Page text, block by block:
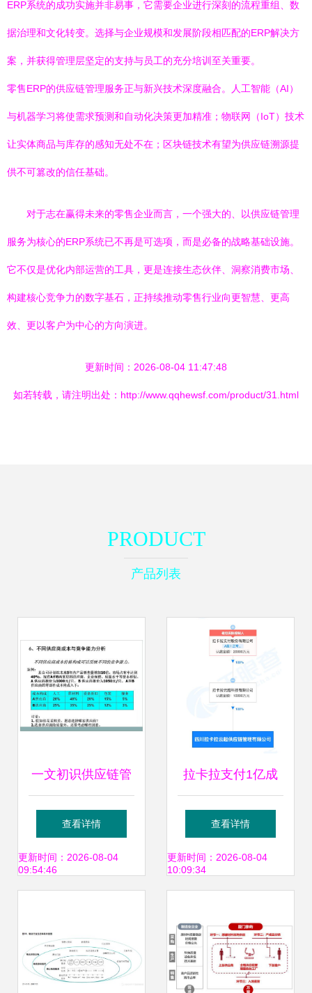
ERP系统的成功实施并非易事，它需要企业进行深刻的流程重组、数
据治理和文化转变。选择与企业规模和发展阶段相匹配的ERP解决方
案，并获得管理层坚定的支持与员工的充分培训至关重要。
零售ERP的供应链管理服务正与新兴技术深度融合。人工智能（AI）
与机器学习将使需求预测和自动化决策更加精准；物联网（IoT）技术
让实体商品与库存的感知无处不在；区块链技术有望为供应链溯源提
供不可篡改的信任基础。
对于志在赢得未来的零售企业而言，一个强大的、以供应链管理
服务为核心的ERP系统已不再是可选项，而是必备的战略基础设施。
它不仅是优化内部运营的工具，更是连接生态伙伴、洞察消费市场、
构建核心竞争力的数字基石，正持续推动零售行业向更智慧、更高
效、更以客户为中心的方向演进。
更新时间：2026-08-04 11:47:48
如若转载，请注明出处：http://www.qqhewsf.com/product/31.html
PRODUCT
产品列表
一文初识供应链管
理 恒捷供应链的服
务之道
查看详情
更新时间：2026-08-04
09:54:46
拉卡拉支付1亿成
立供应链公司 供应
链管理服务拓展新
查看详情
更新时间：2026-08-04
10:09:34